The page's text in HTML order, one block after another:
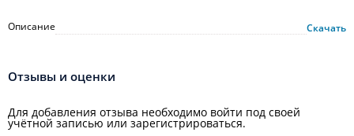
Описание Скачать
Отзывы и оценки
Для добавления отзыва необходимо войти под своей
учётной записью или зарегистрироваться.